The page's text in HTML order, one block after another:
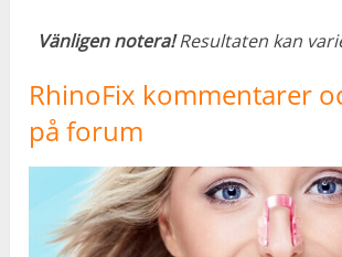
Vänligen notera!Resultaten kan
RhinoFix kommentarer
på forum